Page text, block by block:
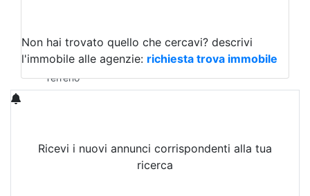
Qualsiasi
Terreno edificabile
Terreno
Non hai trovato quello che cercavi? descrivi
l'immobile alle agenzie: richiesta trova immobile
Ricevi i nuovi annunci corrispondenti alla tua
ricerca